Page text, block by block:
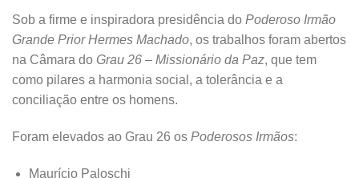
Sob a firme e inspiradora presidência do Poderoso Irmão
Grande Prior Hermes Machado, os trabalhos foram abertos
na Câmara do Grau 26 – Missionário da Paz, que tem
como pilares a harmonia social, a tolerância e a
conciliação entre os homens.
Foram elevados ao Grau 26 os Poderosos Irmãos:
Maurício Paloschi